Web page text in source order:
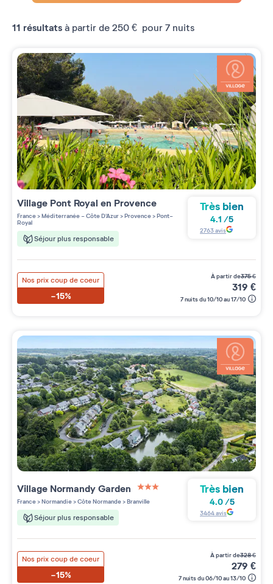
11 résultats à partir de 250 € pour 7 nuits
Village Pont Royal en Provence
France>Méditerranée - Côte D'Azur>Provence>Pont-
Royal
Séjour plus responsable
Très bien
4.1 /5
2763avis
Nos prix coup de coeur
-15%
à partir de375€
319 €
7 nuits du 10/10 au 17/10
Village Normandy Garden
3 étoiles sur 5
France>Normandie>Côte Normande>Branville
Séjour plus responsable
Très bien
4.0 /5
3464avis
Nos prix coup de coeur
-15%
à partir de328€
279 €
7 nuits du 06/10 au 13/10